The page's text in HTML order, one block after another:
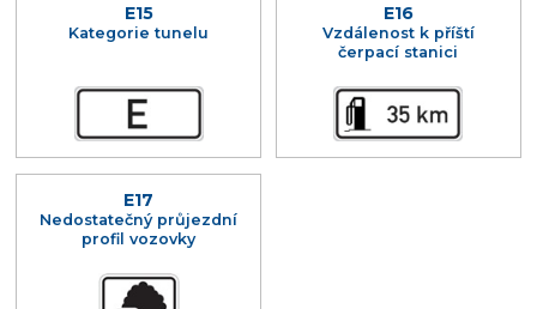
E15
Kategorie tunelu
E16
Vzdálenost k příští
čerpací stanici
E17
Nedostatečný průjezdní
profil vozovky